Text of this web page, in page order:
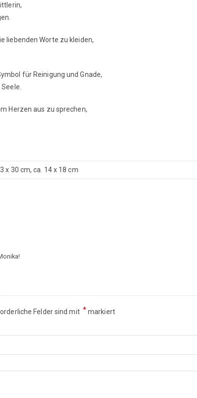
liebenden Worte zu kleiden,
für Reinigung und Gnade,
Herzen aus zu sprechen,
x 30 cm, ca. 14 x 18 cm
Felder sind mit *markiert